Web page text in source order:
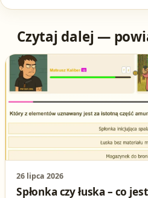
Czytaj dalej —
26 lipca 2026
Spłonka czy łuska – co